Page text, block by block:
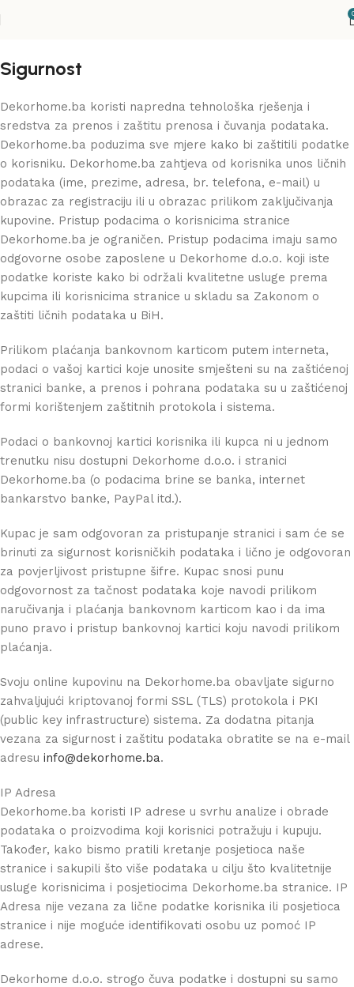
Sigurnost
Dekorhome.ba koristi napredna tehnološka rješenja i
sredstva za prenos i zaštitu prenosa i čuvanja podataka.
Dekorhome.ba poduzima sve mjere kako bi zaštitili podatke
o korisniku. Dekorhome.ba zahtjeva od korisnika unos ličnih
podataka (ime, prezime, adresa, br. telefona, e-mail) u
obrazac za registraciju ili u obrazac prilikom zaključivanja
kupovine. Pristup podacima o korisnicima stranice
Dekorhome.ba je ograničen. Pristup podacima imaju samo
odgovorne osobe zaposlene u Dekorhome d.o.o. koji iste
podatke koriste kako bi održali kvalitetne usluge prema
kupcima ili korisnicima stranice u skladu sa Zakonom o
zaštiti ličnih podataka u BiH.
Prilikom plaćanja bankovnom karticom putem interneta,
podaci o vašoj kartici koje unosite smješteni su na zaštićenoj
stranici banke, a prenos i pohrana podataka su u zaštićenoj
formi korištenjem zaštitnih protokola i sistema.
Podaci o bankovnoj kartici korisnika ili kupca ni u jednom
trenutku nisu dostupni Dekorhome d.o.o. i stranici
Dekorhome.ba (o podacima brine se banka, internet
bankarstvo banke, PayPal itd.).
Kupac je sam odgovoran za pristupanje stranici i sam će se
brinuti za sigurnost korisničkih podataka i lično je odgovoran
za povjerljivost pristupne šifre. Kupac snosi punu
odgovornost za tačnost podataka koje navodi prilikom
naručivanja i plaćanja bankovnom karticom kao i da ima
puno pravo i pristup bankovnoj kartici koju navodi prilikom
plaćanja.
Svoju online kupovinu na Dekorhome.ba obavljate sigurno
zahvaljujući kriptovanoj formi SSL (TLS) protokola i PKI
(public key infrastructure) sistema. Za dodatna pitanja
vezana za sigurnost i zaštitu podataka obratite se na e-mail
adresu info@dekorhome.ba.
IP Adresa
Dekorhome.ba koristi IP adrese u svrhu analize i obrade
podataka o proizvodima koji korisnici potražuju i kupuju.
Također, kako bismo pratili kretanje posjetioca naše
stranice i sakupili što više podataka u cilju što kvalitetnije
usluge korisnicima i posjetiocima Dekorhome.ba stranice. IP
Adresa nije vezana za lične podatke korisnika ili posjetioca
stranice i nije moguće identifikovati osobu uz pomoć IP
adrese.
Dekorhome d.o.o. strogo čuva podatke i dostupni su samo